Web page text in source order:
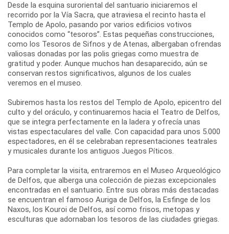
Desde la esquina suroriental del santuario iniciaremos el
recorrido por la Vía Sacra, que atraviesa el recinto hasta el
Templo de Apolo, pasando por varios edificios votivos
conocidos como “tesoros”. Estas pequeñas construcciones,
como los Tesoros de Sifnos y de Atenas, albergaban ofrendas
valiosas donadas por las polis griegas como muestra de
gratitud y poder. Aunque muchos han desaparecido, aún se
conservan restos significativos, algunos de los cuales
veremos en el museo.
Subiremos hasta los restos del Templo de Apolo, epicentro del
culto y del oráculo, y continuaremos hacia el Teatro de Delfos,
que se integra perfectamente en la ladera y ofrecía unas
vistas espectaculares del valle. Con capacidad para unos 5.000
espectadores, en él se celebraban representaciones teatrales
y musicales durante los antiguos Juegos Píticos.
Para completar la visita, entraremos en el Museo Arqueológico
de Delfos, que alberga una colección de piezas excepcionales
encontradas en el santuario. Entre sus obras más destacadas
se encuentran el famoso Auriga de Delfos, la Esfinge de los
Naxos, los Kouroi de Delfos, así como frisos, metopas y
esculturas que adornaban los tesoros de las ciudades griegas.